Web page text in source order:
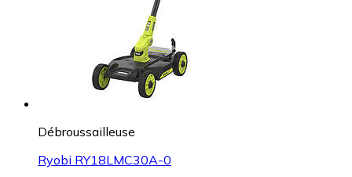
Débroussailleuse
Ryobi RY18LMC30A-0